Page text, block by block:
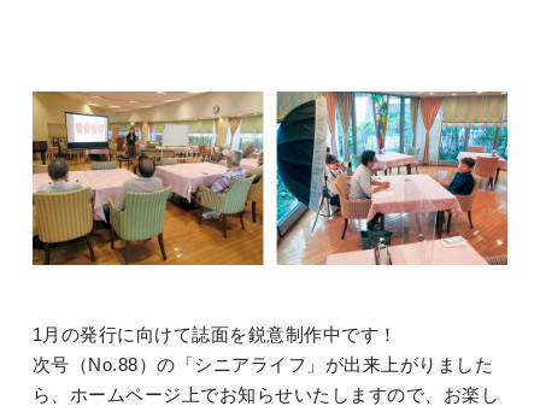
1月の発行に向けて誌面を鋭意制作中です！
次号（No.88）の「シニアライフ」が出来上がりました
ら、ホームページ上でお知らせいたしますので、お楽し